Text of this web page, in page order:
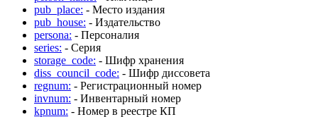
pub_place: - Место издания
pub_house: - Издательство
persona: - Персоналия
series: - Серия
storage_code: - Шифр хранения
diss_council_code: - Шифр диссовета
regnum: - Регистрационный номер
invnum: - Инвентарный номер
kpnum: - Номер в реестре КП